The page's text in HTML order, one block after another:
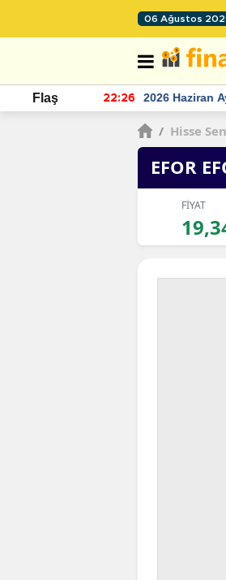
06 Ağustos
Flaş 22:26
2026 Haziran
Yaşandı
/ Hisse
EFOR
FİYAT